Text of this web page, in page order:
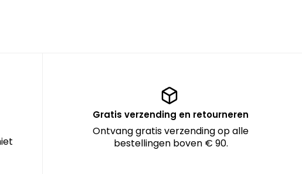
Gratis verzending en retourneren
Ontvang gratis verzending op alle
bestellingen boven € 90.